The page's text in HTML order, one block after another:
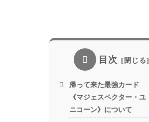
目次
帰って来た最強カード
《マジェスペクター・ユ
ニコーン》について